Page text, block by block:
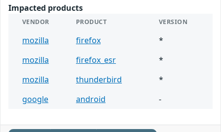
Impacted products
VENDOR PRODUCT VERSION
mozilla firefox
*
mozilla
firefox_esr
*
mozilla
thunderbird
*
google
android -